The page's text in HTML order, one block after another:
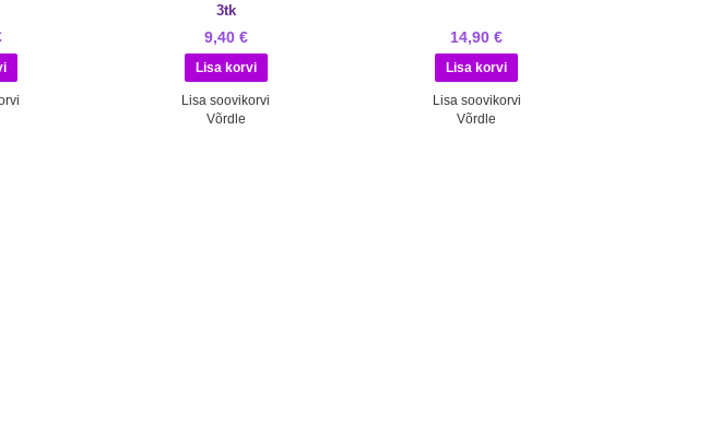
3tk
9,40 €
Lisa soovikorvi
Võrdle
14,90 €
Lisa soovikorvi
Võrdle